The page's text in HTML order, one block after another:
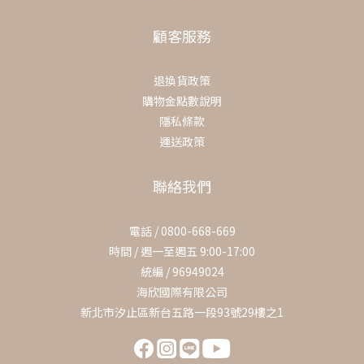
顧客服務
退換貨政策
購物金點數說明
隱私條款
運送政策
聯絡我們
電話 / 0800-668-669
時間 / 週一至週五 9:00-17:00
統編 / 96949024
海欣國際有限公司
新北市汐止區新台五路一段93號29樓之1